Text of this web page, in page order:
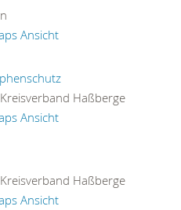
Ansicht
Haßberge
Ansicht
Haßberge
Ansicht